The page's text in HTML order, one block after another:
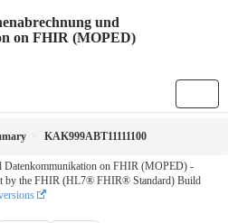
und
on FHIR (MOPED)
KAK999ABT11111100
Datenkommunikation on FHIR (MOPED) -
by the FHIR (HL7® FHIR® Standard) Build